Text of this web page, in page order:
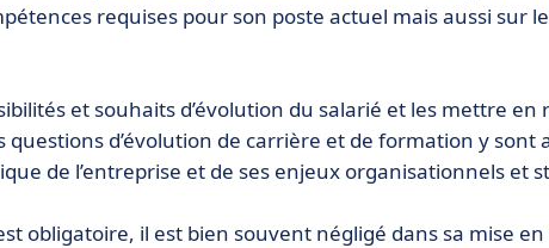
requises pour son poste actuel mais aussi sur
et souhaits d’évolution du salarié et les mettre en
questions d’évolution de carrière et de formation y sont
de l’entreprise et de ses enjeux organisationnels et
obligatoire, il est bien souvent négligé dans sa mise